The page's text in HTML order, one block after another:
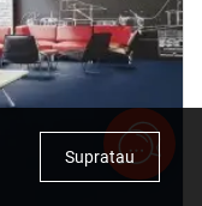
Supratau